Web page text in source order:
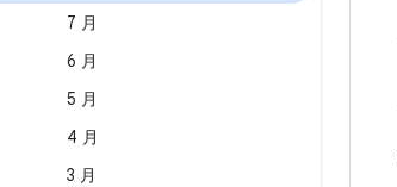
7 月
6 月
5 月
4 月
3 月